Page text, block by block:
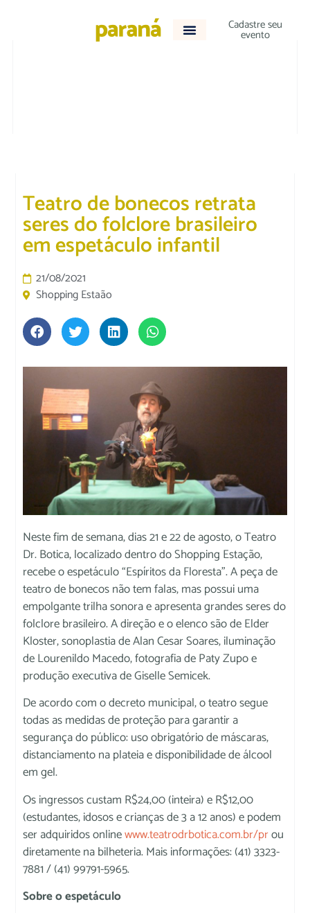
Cadastre seu
evento
Teatro de bonecos retrata
seres do folclore brasileiro
em espetáculo infantil
21/08/2021
Shopping Estaão
Neste fim de semana, dias 21 e 22 de agosto, o Teatro
Dr. Botica, localizado dentro do Shopping Estação,
recebe o espetáculo “Espíritos da Floresta”. A peça de
teatro de bonecos não tem falas, mas possui uma
empolgante trilha sonora e apresenta grandes seres do
folclore brasileiro. A direção e o elenco são de Elder
Kloster, sonoplastia de Alan Cesar Soares, iluminação
de Lourenildo Macedo, fotografia de Paty Zupo e
produção executiva de Giselle Semicek.
De acordo com o decreto municipal, o teatro segue
todas as medidas de proteção para garantir a
segurança do público: uso obrigatório de máscaras,
distanciamento na plateia e disponibilidade de álcool
em gel.
Os ingressos custam R$24,00 (inteira) e R$12,00
(estudantes, idosos e crianças de 3 a 12 anos) e podem
ser adquiridos onlinewww.teatrodrbotica.com.br/prou
diretamente na bilheteria. Mais informações: (41) 3323-
7881 / (41) 99791-5965.
Sobre o espetáculo